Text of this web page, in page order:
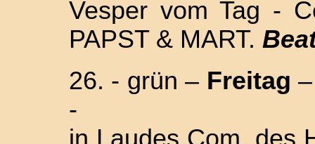
Vesper vom Tag -
PAPST & MART.
26. - grün – Freitag
-